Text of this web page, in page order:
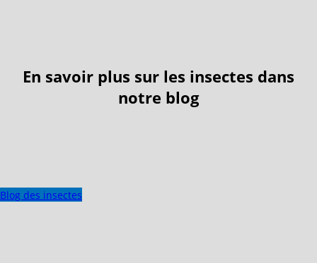
En savoir plus sur les insectes dans
notre blog
Blog des insectes